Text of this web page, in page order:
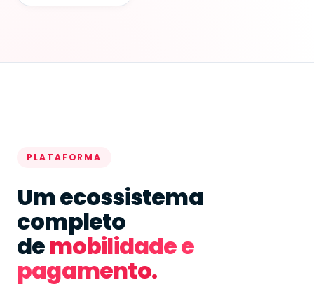
PLATAFORMA
Um ecossistema
completo
demobilidade e
pagamento.